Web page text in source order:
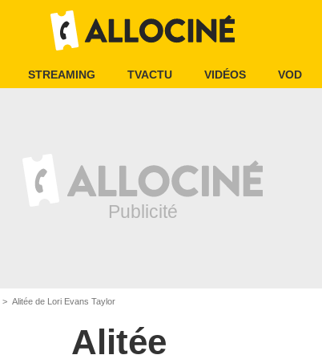
STREAMING TVACTU VIDÉOS VOD
Alitée de Lori Evans Taylor
Alitée